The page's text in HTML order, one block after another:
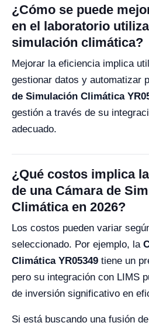
¿Cómo se puede
en el laboratorio
simulación climática?
Mejorar la eficiencia implica
gestionar datos y automatizar
de Simulación Climática
gestión a través de su
adecuado.
¿Qué costos implica
de una Cámara de
Climática en 2026?
Los costos pueden variar
seleccionado. Por ejemplo, la
Climática YR05349 tiene un
pero su integración con LIMS
de inversión significativo en
Si está buscando una fusión